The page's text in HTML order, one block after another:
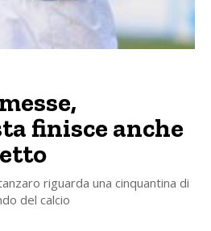
finisce anche
riguarda una cinquantina di
del calcio